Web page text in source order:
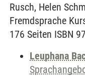
Rusch, Helen
Fremdsprache
176 Seiten ISBN
Leuphana